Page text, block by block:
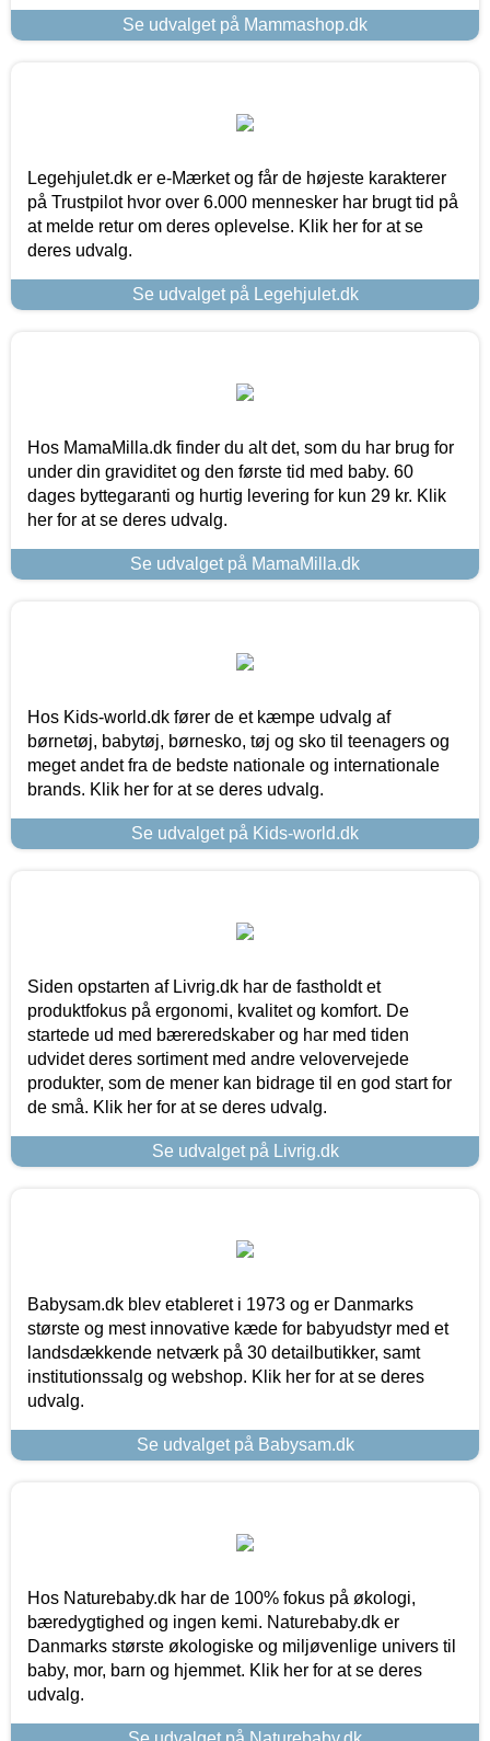
Se udvalget på Mammashop.dk
Legehjulet.dk er e-Mærket og får de højeste karakterer
på Trustpilot hvor over 6.000 mennesker har brugt tid på
at melde retur om deres oplevelse. Klik her for at se
deres udvalg.
Se udvalget på Legehjulet.dk
Hos MamaMilla.dk finder du alt det, som du har brug for
under din graviditet og den første tid med baby. 60
dages byttegaranti og hurtig levering for kun 29 kr. Klik
her for at se deres udvalg.
Se udvalget på MamaMilla.dk
Hos Kids-world.dk fører de et kæmpe udvalg af
børnetøj, babytøj, børnesko, tøj og sko til teenagers og
meget andet fra de bedste nationale og internationale
brands. Klik her for at se deres udvalg.
Se udvalget på Kids-world.dk
Siden opstarten af Livrig.dk har de fastholdt et
produktfokus på ergonomi, kvalitet og komfort. De
startede ud med bæreredskaber og har med tiden
udvidet deres sortiment med andre velovervejede
produkter, som de mener kan bidrage til en god start for
de små. Klik her for at se deres udvalg.
Se udvalget på Livrig.dk
Babysam.dk blev etableret i 1973 og er Danmarks
største og mest innovative kæde for babyudstyr med et
landsdækkende netværk på 30 detailbutikker, samt
institutionssalg og webshop. Klik her for at se deres
udvalg.
Se udvalget på Babysam.dk
Hos Naturebaby.dk har de 100% fokus på økologi,
bæredygtighed og ingen kemi. Naturebaby.dk er
Danmarks største økologiske og miljøvenlige univers til
baby, mor, barn og hjemmet. Klik her for at se deres
udvalg.